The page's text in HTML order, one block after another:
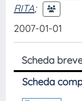
RITA;
2007-01-01
Scheda
Scheda